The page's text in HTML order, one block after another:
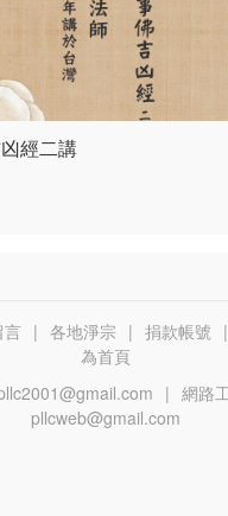
經二講
言 | 各地淨宗 | 捐款帳號 |
為首頁
| 網路
pllcweb@gmail.com